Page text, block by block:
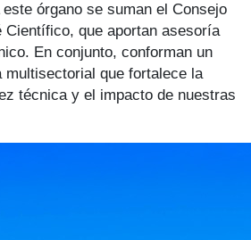
órgano se suman el Consejo
que aportan asesoría
En conjunto, conforman un
multisectorial que fortalece la
técnica y el impacto de nuestras